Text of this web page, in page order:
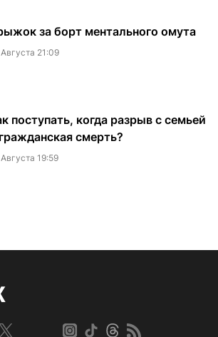
за борт ментального омута
21:09
поступать, когда разрыв с семьей
смерть?
19:59